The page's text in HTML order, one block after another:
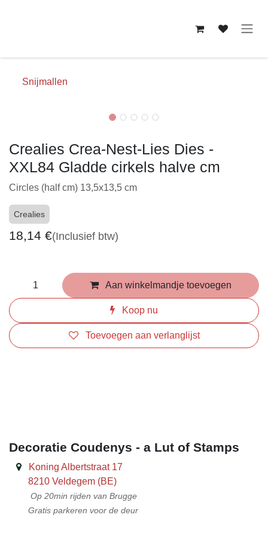
Snijmallen
Crealies Crea-Nest-Lies Dies -
XXL84 Gladde cirkels halve cm
Circles (half cm) 13,5x13,5 cm
Crealies
18,14€(Inclusief btw)
Aan winkelmandje toevoegen
Koop nu
Toevoegen aan verlanglijst
Decoratie Coudenys - a Lut of Stamps
Koning Albertstraat 17
8210 Veldegem (BE)
Op 20min rijden van Brugge
Gratis parkeren voor de deur